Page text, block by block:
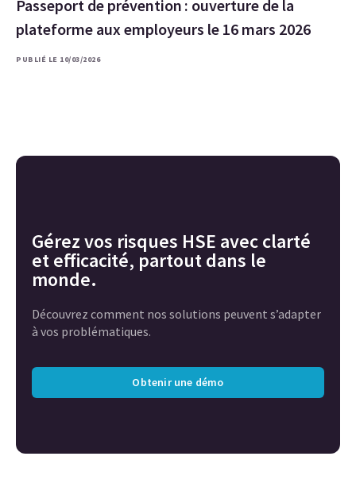
Passeport de prévention : ouverture de la
plateforme aux employeurs le 16 mars 2026
PUBLIÉ LE 10/03/2026
Gérez vos risques HSE avec clarté
et efficacité, partout dans le
monde.
Découvrez comment nos solutions peuvent s’adapter
à vos problématiques.
Obtenir une démo